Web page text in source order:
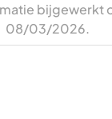
bijgewerkt
08/03/2026.